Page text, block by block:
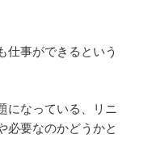
仕事ができるという
になっている、リニ
必要なのかどうかと